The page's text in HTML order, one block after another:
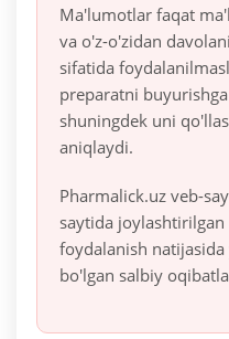
Ma'lumotlar faqat
va o'z-o'zidan
sifatida
preparatni
shuningdek uni
aniqlaydi.
Pharmalick.uz veb-
saytida
foydalanish
bo'lgan salbiy